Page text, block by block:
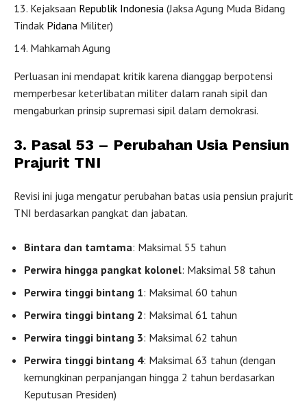
Kejaksaan Republik Indonesia (Jaksa Agung Muda Bidang
Tindak Pidana Militer)
Mahkamah Agung
Perluasan ini mendapat kritik karena dianggap berpotensi
memperbesar keterlibatan militer dalam ranah sipil dan
mengaburkan prinsip supremasi sipil dalam demokrasi.
3. Pasal 53 – Perubahan Usia Pensiun
Prajurit TNI
Revisi ini juga mengatur perubahan batas usia pensiun prajurit
TNI berdasarkan pangkat dan jabatan.
Bintara dan tamtama: Maksimal 55 tahun
Perwira hingga pangkat kolonel: Maksimal 58 tahun
Perwira tinggi bintang 1: Maksimal 60 tahun
Perwira tinggi bintang 2: Maksimal 61 tahun
Perwira tinggi bintang 3: Maksimal 62 tahun
Perwira tinggi bintang 4: Maksimal 63 tahun (dengan
kemungkinan perpanjangan hingga 2 tahun berdasarkan
Keputusan Presiden)